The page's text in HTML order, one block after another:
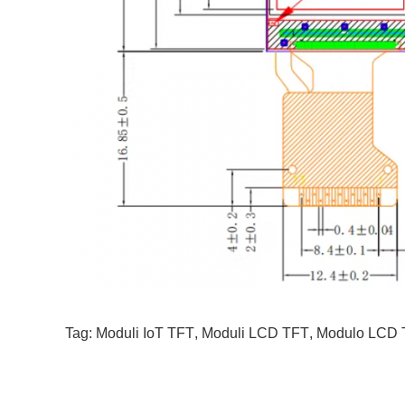
Tag: Moduli IoT TFT, Moduli LCD TFT, Modulo LCD